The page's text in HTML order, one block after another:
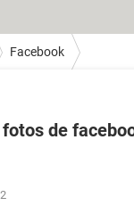
Facebook
de